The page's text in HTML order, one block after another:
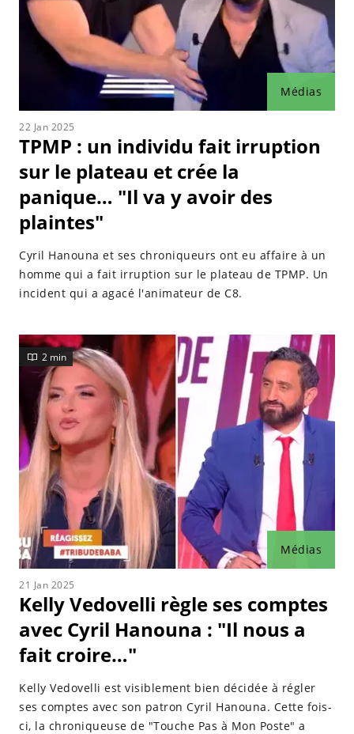
Médias
22 Jan 2025
TPMP : un individu fait irruption
sur le plateau et crée la
panique… "Il va y avoir des
plaintes"
Cyril Hanouna et ses chroniqueurs ont eu affaire à un
homme qui a fait irruption sur le plateau de TPMP. Un
incident qui a agacé l'animateur de C8.
Médias
2 min
21 Jan 2025
Kelly Vedovelli règle ses comptes
avec Cyril Hanouna : "Il nous a
fait croire…"
Kelly Vedovelli est visiblement bien décidée à régler
ses comptes avec son patron Cyril Hanouna. Cette fois-
ci, la chroniqueuse de "Touche Pas à Mon Poste" a